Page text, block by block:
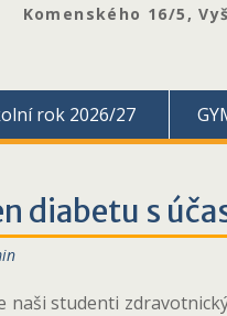
Komenského 16/5,
rok 2026/27
diabetu s
naši studenti